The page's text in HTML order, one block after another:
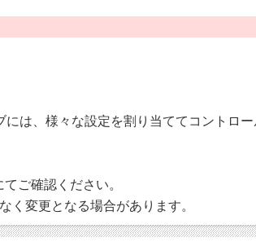
は、様々な設定を割り当ててコントロ
ご確認ください。
変更となる場合があります。